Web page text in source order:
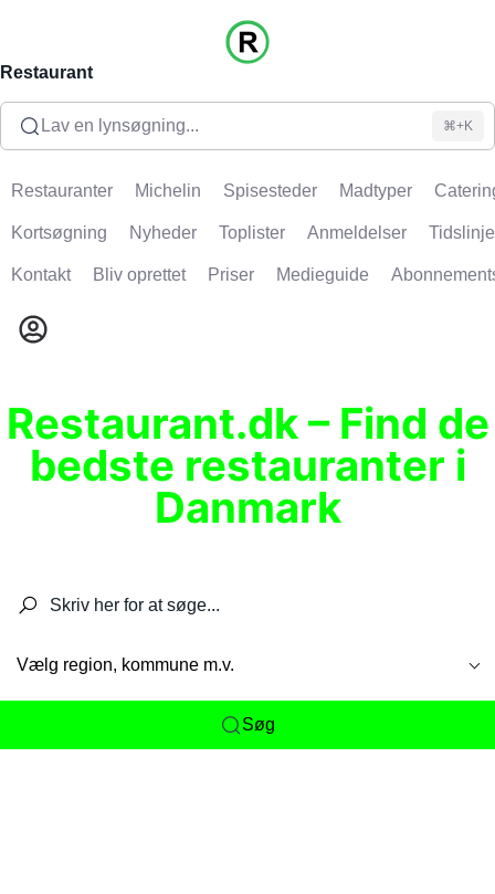
Restaurant
Lav en lynsøgning... ⌘+K
Restauranter Michelin Spisesteder Madtyper
Kortsøgning Nyheder Toplister Anmeldelser Tidslinje
Kontakt Bliv oprettet Priser Medieguide
Restaurant.dk – Find de
bedste restauranter i
Danmark
Vælg region, kommune m.v.
Søg